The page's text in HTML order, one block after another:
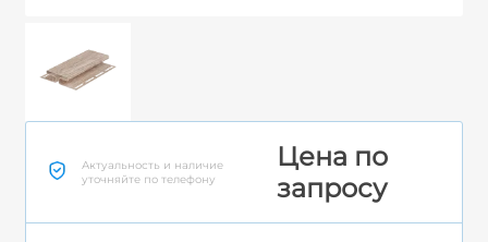
Актуальность и наличие
уточняйте по телефону
Цена по
запросу